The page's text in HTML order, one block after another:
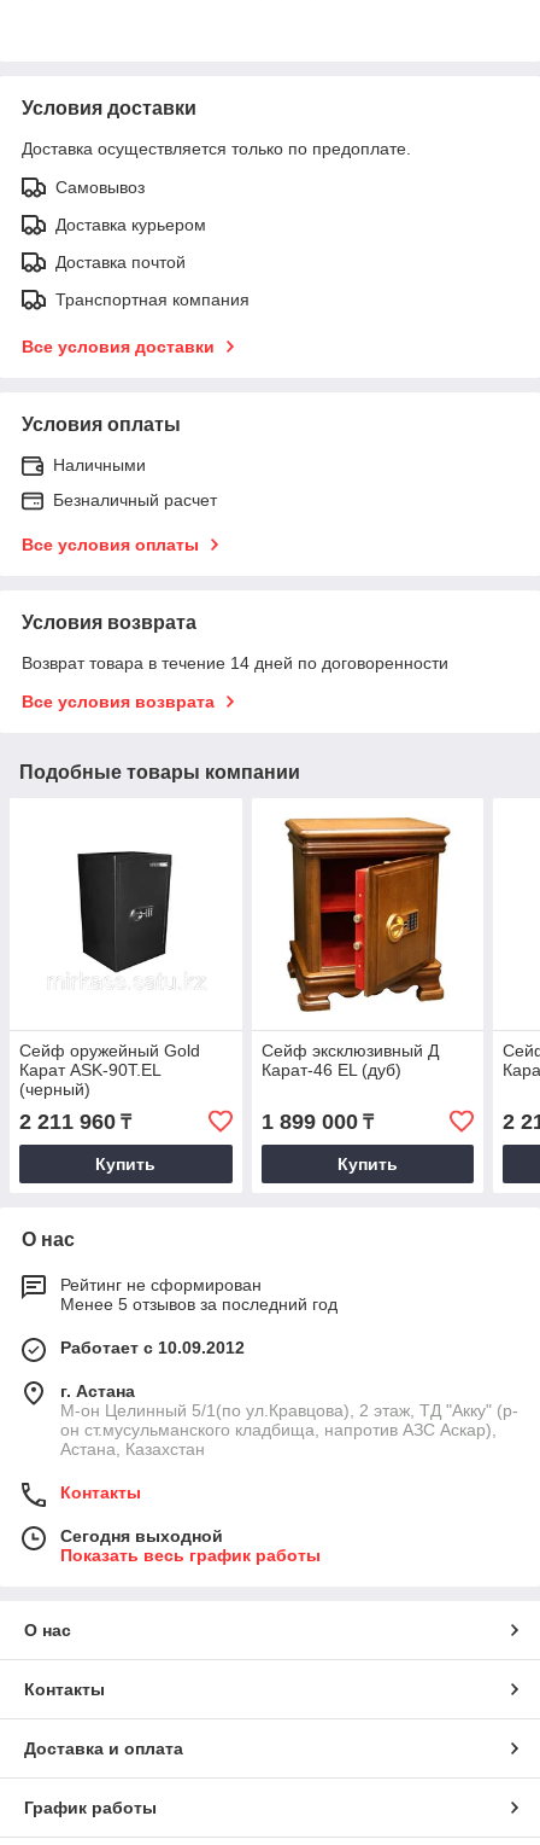
Условия доставки
Доставка осуществляется только по предоплате.
Самовывоз
Доставка курьером
Доставка почтой
Транспортная компания
Все условия доставки
Условия оплаты
Наличными
Безналичный расчет
Все условия оплаты
Условия возврата
Возврат товара в течение 14 дней по договоренности
Все условия возврата
Подобные товары компании
Сейф оружейный Gold
Карат ASK-90T.EL
(черный)
2 211 960 ₸
Купить
Сейф эксклюзивный Д
Карат-46 EL (дуб)
1 899 000₸
Купить
2
О нас
Рейтинг не сформирован
Менее 5 отзывов за последний год
Работает с 10.09.2012
г. Астана
М-он Целинный 5/1(по ул.Кравцова), 2 этаж, ТД "Акку" (р-
он ст.мусульманского кладбища, напротив АЗС Аскар),
Астана, Казахстан
Контакты
Сегодня выходной
Показать весь график работы
О нас
Контакты
Доставка и оплата
График работы